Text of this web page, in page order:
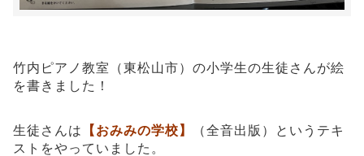
竹内ピアノ教室（東松山市）の小学生の生徒さんが絵
を書きました！
生徒さんは 【おみみの学校】
（全音出版）というテキ
ストをやっていました。